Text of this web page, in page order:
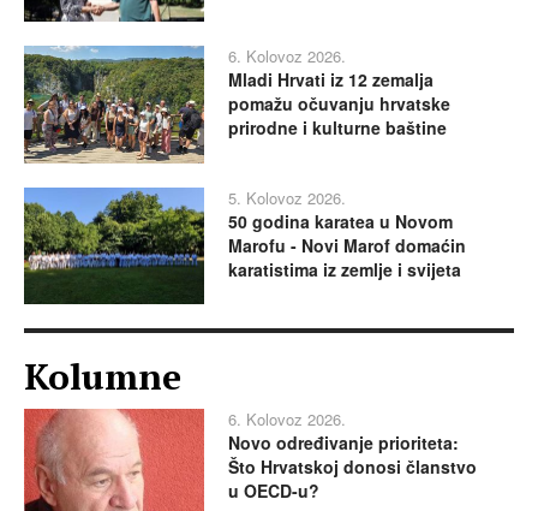
6. Kolovoz 2026.
Mladi Hrvati iz 12 zemalja
pomažu očuvanju hrvatske
prirodne i kulturne baštine
5. Kolovoz 2026.
50 godina karatea u Novom
Marofu - Novi Marof domaćin
karatistima iz zemlje i svijeta
Kolumne
6. Kolovoz 2026.
Novo određivanje prioriteta:
Što Hrvatskoj donosi članstvo
u OECD-u?